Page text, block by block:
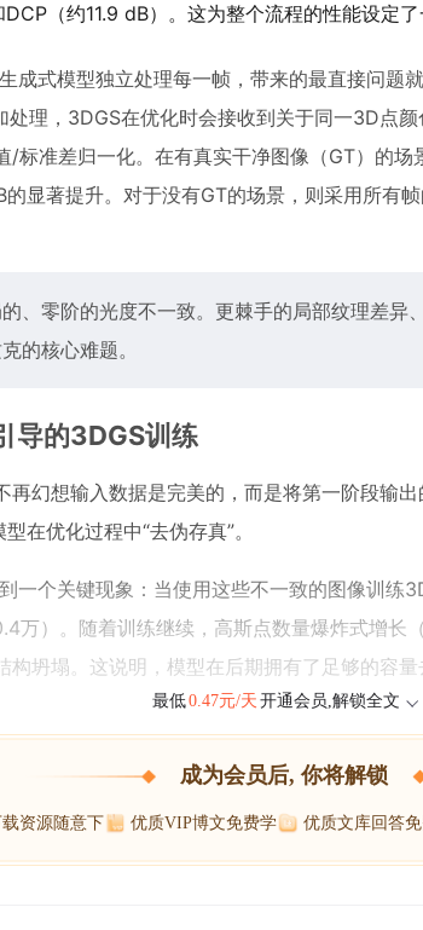
（约11.9 dB）。这为整个流程的性能设定了
生成式模型独立处理每一帧，带来的最直接问题
处理，3DGS在优化时会接收到关于同一3D点
/标准差归一化。在有真实干净图像（GT）的
显著提升。对于没有GT的场景，则采用所有
、零阶的光度不一致。更棘手的局部纹理差
的核心难题。
导的3DGS训练
幻想输入数据是完美的，而是将第一阶段输
在优化过程中“去伪存真”。
一个关键现象：当使用这些不一致的图像训练
万）。随着训练继续，高斯点数量爆炸式增长
坍塌。这说明，模型在后期拥有了足够的容
最低0.47元/天 开通会员,解锁全文
成为会员后, 你将解锁
资源随意下 优质VIP博文免费学 优质文库回答